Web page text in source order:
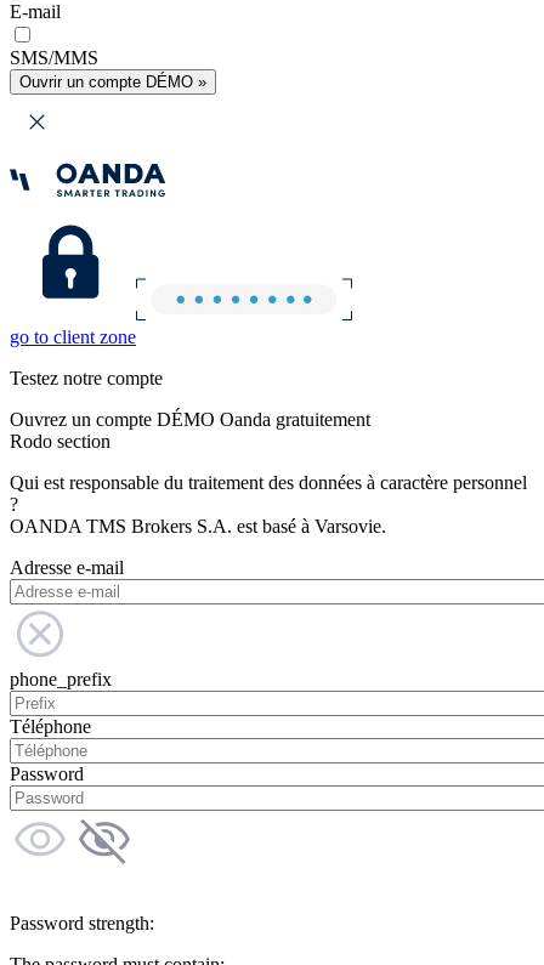
E-mail
SMS/MMS
Ouvrir un compte DÉMO »
go to client zone
Testez notre compte
Ouvrez un compte DÉMO Oanda gratuitement
Rodo section
Qui est responsable du traitement des données à caractère personnel
?
OANDA TMS Brokers S.A. est basé à Varsovie.
Adresse e-mail
phone_prefix
Téléphone
Password
Password strength: